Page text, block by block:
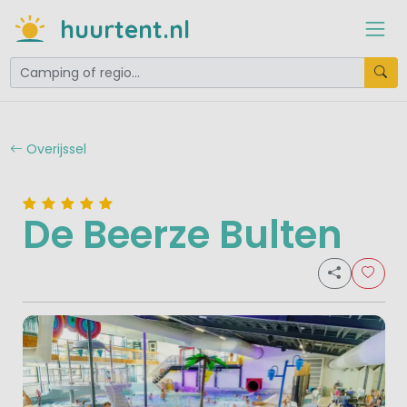
huurtent.nl
Overijssel
De Beerze Bulten